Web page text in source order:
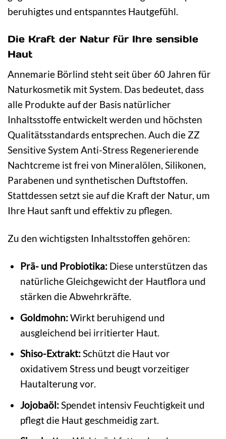
beruhigtes und entspanntes Hautgefühl.
Die Kraft der Natur für Ihre sensible
Haut
Annemarie Börlind steht seit über 60 Jahren für
Naturkosmetik mit System. Das bedeutet, dass
alle Produkte auf der Basis natürlicher
Inhaltsstoffe entwickelt werden und höchsten
Qualitätsstandards entsprechen. Auch die ZZ
Sensitive System Anti-Stress Regenerierende
Nachtcreme ist frei von Mineralölen, Silikonen,
Parabenen und synthetischen Duftstoffen.
Stattdessen setzt sie auf die Kraft der Natur, um
Ihre Haut sanft und effektiv zu pflegen.
Zu den wichtigsten Inhaltsstoffen gehören:
Prä- und Probiotika:Diese unterstützen das
natürliche Gleichgewicht der Hautflora und
stärken die Abwehrkräfte.
Goldmohn:Wirkt beruhigend und
ausgleichend bei irritierter Haut.
Shiso-Extrakt:Schützt die Haut vor
oxidativem Stress und beugt vorzeitiger
Hautalterung vor.
Jojobaöl:Spendet intensiv Feuchtigkeit und
pflegt die Haut geschmeidig zart.